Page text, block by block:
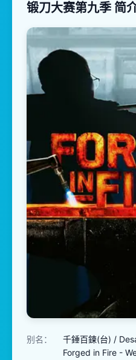
锻刀大赛第九季 简
别名：
千錘百鍊(台) /
Forged in Fire -